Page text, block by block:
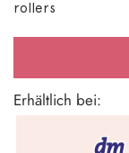
rollers
Erhältlich bei: